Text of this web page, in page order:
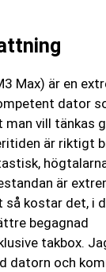
Max) är en
dator
vill tänkas
är riktigt
är
så kostar det, i
begagnad
takbox.
datorn och